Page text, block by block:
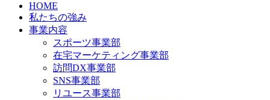
HOME
私たちの強み
事業内容
スポーツ事業部
在宅マーケティング事業部
訪問DX事業部
SNS事業部
リユース事業部